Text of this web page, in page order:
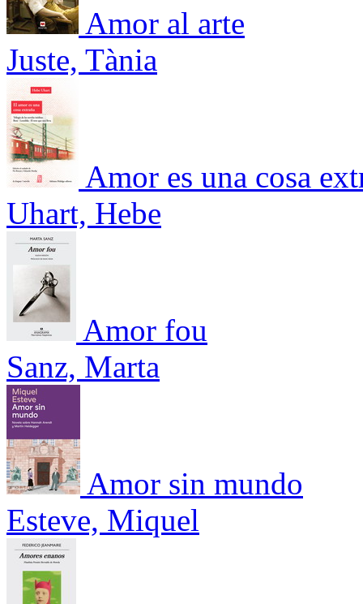
Amor al arte
Juste, Tània
Amor es una cosa
Uhart, Hebe
Amor fou
Sanz, Marta
Amor sin mundo
Esteve, Miquel